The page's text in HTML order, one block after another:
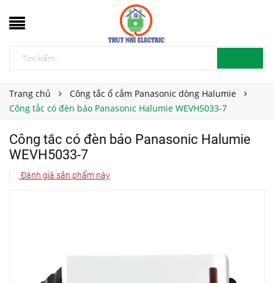
Trang chủ
Công tắc ổ cắm Panasonic dòng Halumie
Công tắc có đèn báo Panasonic Halumie WEVH5033-7
Công tắc có đèn báo Panasonic Halumie
WEVH5033-7
Đánh giá sản phẩm này